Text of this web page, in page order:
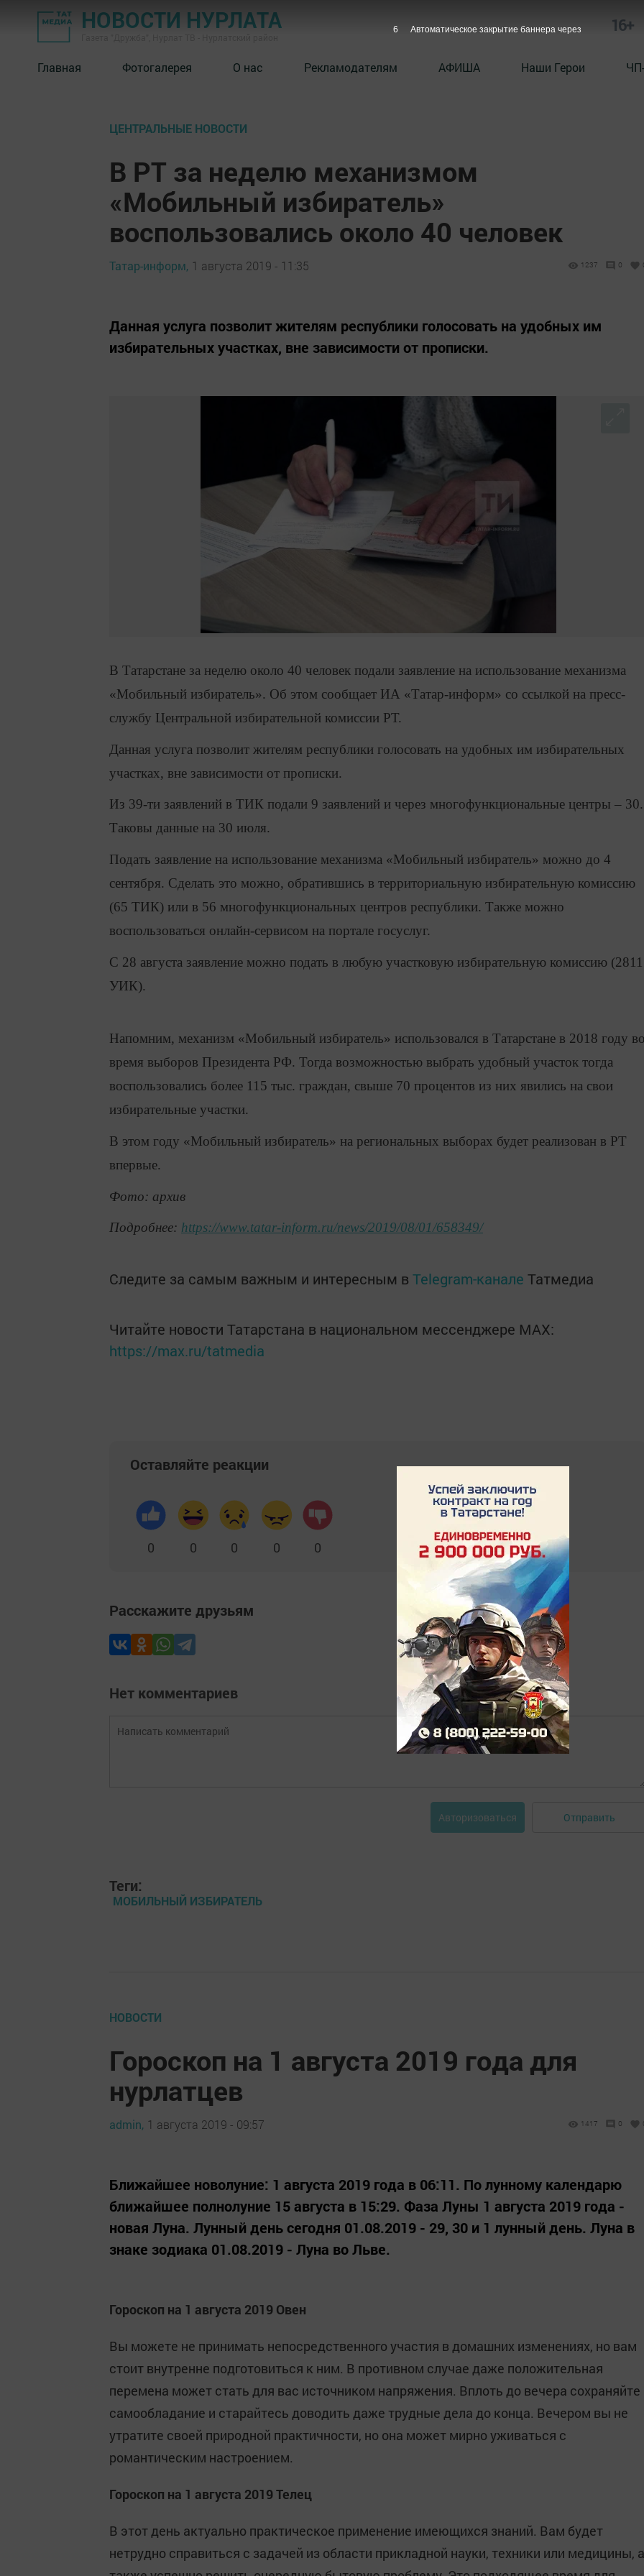
НОВОСТИ НУРЛАТА 16+
Главная Фотогалерея О нас Рекламодателям АФИША Наши Герои
ЦЕНТРАЛЬНЫЕ НОВОСТИ
В РТ за неделю механизмом
«Мобильный избиратель»
воспользовались около 40 человек
Татар-информ, 1 августа 2019 - 11:35 1237 0
Данная услуга позволит жителям республики голосовать на удобных им
избирательных участках, вне зависимости от прописки.
В Татарстане за неделю около 40 человек подали заявление на использование механизма
«Мобильный избиратель». Об этом сообщает ИА «Татар-информ» со ссылкой на пресс-
службу Центральной избирательной комиссии РТ.
Данная услуга позволит жителям республики голосовать на удобных им избирательных
участках, вне зависимости от прописки.
Из 39-ти заявлений в ТИК подали 9 заявлений и через многофункциональные центры – 30.
Таковы данные на 30 июля.
Подать заявление на использование механизма «Мобильный избиратель» можно до 4
сентября. Сделать это можно, обратившись в территориальную избирательную комиссию
(65 ТИК) или в 56 многофункциональных центров республики. Также можно
воспользоваться онлайн-сервисом на портале госуслуг.
С 28 августа заявление можно подать в любую участковую избирательную комиссию (2811
УИК).
Напомним, механизм «Мобильный избиратель» использовался в Татарстане в 2018 году
время выборов Президента РФ. Тогда возможностью выбрать удобный участок тогда
воспользовались более 115 тыс. граждан, свыше 70 процентов из них явились на свои
избирательные участки.
В этом году «Мобильный избиратель» на региональных выборах будет реализован в РТ
впервые.
Фото: архив
Подробнее: https://www.tatar-inform.ru/news/2019/08/01/658349/
Следите за самым важным и интересным в Telegram-канале Татмедиа
Читайте новости Татарстана в национальном мессенджере MАХ:
https://max.ru/tatmedia
Оставляйте реакции
0 0 0 0 0
Расскажите друзьям
Нет комментариев
Авторизоваться Отправить
Теги:
МОБИЛЬНЫЙ ИЗБИРАТЕЛЬ
НОВОСТИ
Гороскоп на 1 августа 2019 года для
нурлатцев
admin, 1 августа 2019 - 09:57 1417 0
Ближайшее новолуние: 1 августа 2019 года в 06:11. По лунному календарю
ближайшее полнолуние 15 августа в 15:29. Фаза Луны 1 августа 2019 года -
новая Луна. Лунный день сегодня 01.08.2019 - 29, 30 и 1 лунный день. Луна в
знаке зодиака 01.08.2019 - Луна во Льве.
Гороскоп на 1 августа 2019 Овен
Вы можете не принимать непосредственного участия в домашних изменениях, но вам
стоит внутренне подготовиться к ним. В противном случае даже положительная
перемена может стать для вас источником напряжения. Вплоть до вечера сохраняйте
самообладание и старайтесь доводить даже трудные дела до конца. Вечером вы не
утратите своей природной практичности, но она может мирно уживаться с
романтическим настроением.
Гороскоп на 1 августа 2019 Телец
В этот день актуально практическое применение имеющихся знаний. Вам будет
нетрудно справиться с задачей из области прикладной науки, техники или медицины, а
5 Автоматическое закрытие баннера через